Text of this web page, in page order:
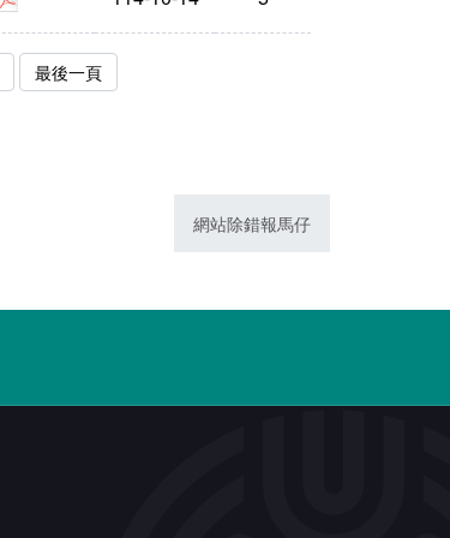
最後一頁
網站除錯報馬仔